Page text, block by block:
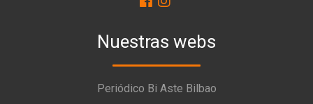
Nuestras webs
Periódico Bi Aste Bilbao